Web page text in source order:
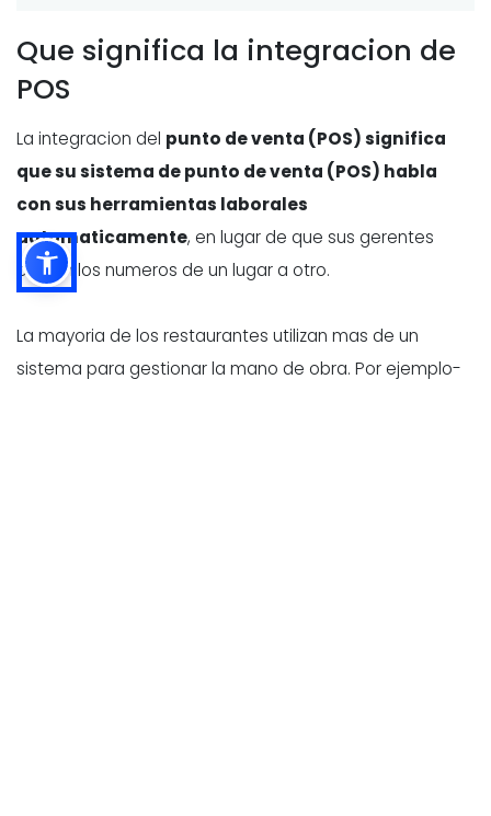
Que significa la integracion de
POS
La integracion del punto de venta (POS) significa
que su sistema de punto de venta (POS) habla
con sus herramientas laborales
automaticamente, en lugar de que sus gerentes
copien los numeros de un lugar a otro.
La mayoria de los restaurantes utilizan mas de un
sistema para gestionar la mano de obra. Por ejemplo-